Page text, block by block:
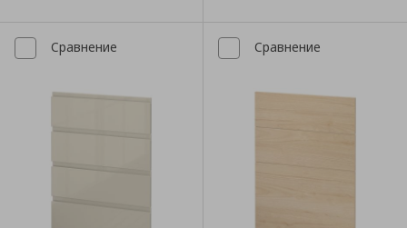
Сравнение Сравнение